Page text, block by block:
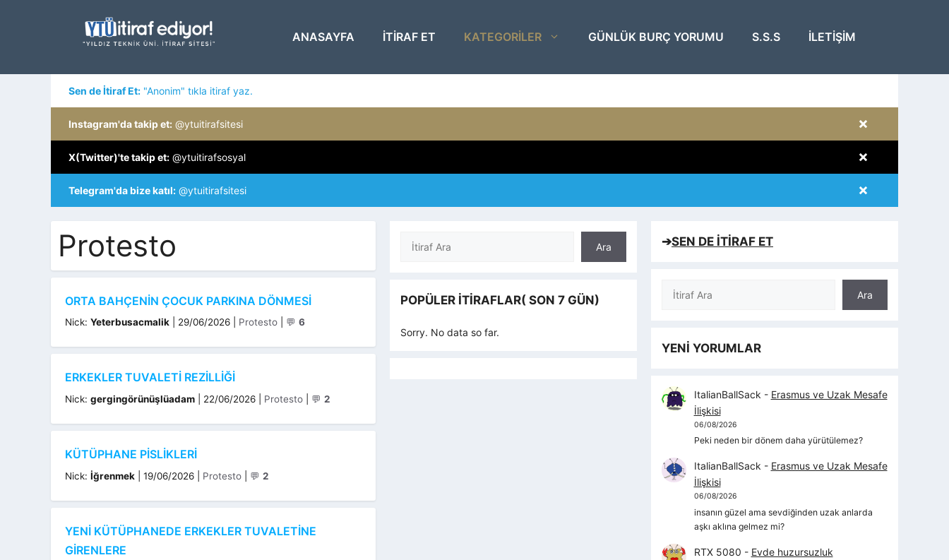
ANASAYFA ITIRAF ET KATEGORILER GÜNLÜK BURÇ YORUMU S.S.S İLETIŞIM
Sen de İtiraf Et: "Anonim" tıkla itiraf yaz.
×
Instagram'da takip et: @ytuitirafsitesi
×
X(Twitter)'te takip et: @ytuitirafsosyal
×
Telegram'da bize katıl: @ytuitirafsitesi
Protesto
ORTA BAHÇENİN ÇOCUK PARKINA DÖNMESİ
Nick: Yeterbusacmalik 29/06/2026 Kategoriler
Protesto 💬 6
ERKEKLER TUVALETI REZILLIĞI
Nick: gergingörünüşlüadam 22/06/2026 Kategoriler
Protesto 💬 2
KÜTÜPHANE PISLIKLERI
Nick: İğrenmek 19/06/2026 Kategoriler
Protesto 💬 2
YENİ KÜTÜPHANEDE ERKEKLER TUVALETİNE
GİRENLERE
Ara
Ara
POPÜLER İTIRAFLAR( SON 7 GÜN)
Sorry. No data so far.
➔SEN DE İTİRAF ET
Ara
Ara
YENİ YORUMLAR
ItalianBallSack - Erasmus ve Uzak Mesafe
İlişkisi
06/08/2026
Peki neden bir dönem daha yürütülemez?
ItalianBallSack - Erasmus ve Uzak Mesafe
İlişkisi
06/08/2026
insanın güzel ama sevdiğinden uzak anlarda
aşkı aklına gelmez mi?
RTX 5080 - Evde huzursuzluk